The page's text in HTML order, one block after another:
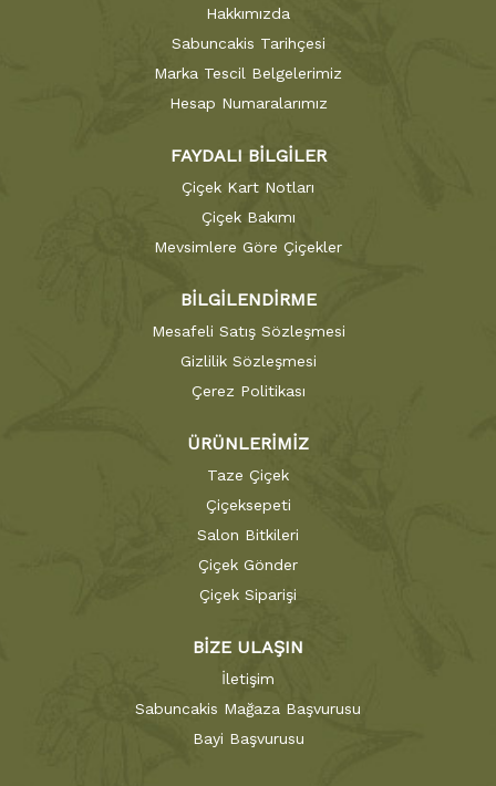
Hakkımızda
Sabuncakis Tarihçesi
Marka Tescil Belgelerimiz
Hesap Numaralarımız
FAYDALI BİLGİLER
Çiçek Kart Notları
Çiçek Bakımı
Mevsimlere Göre Çiçekler
BİLGİLENDİRME
Mesafeli Satış Sözleşmesi
Gizlilik Sözleşmesi
Çerez Politikası
ÜRÜNLERİMİZ
Taze Çiçek
Çiçeksepeti
Salon Bitkileri
Çiçek Gönder
Çiçek Siparişi
BİZE ULAŞIN
İletişim
Sabuncakis Mağaza Başvurusu
Bayi Başvurusu